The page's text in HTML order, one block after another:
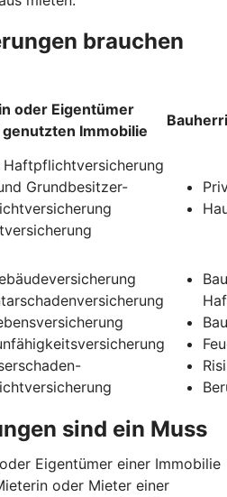
brauchen
oder Eigentümer
Immobilie
Haftpflichtversicherung
Grundbesitzer-
sind ein Muss
Eigentümer einer Immobilie
oder Mieter einer